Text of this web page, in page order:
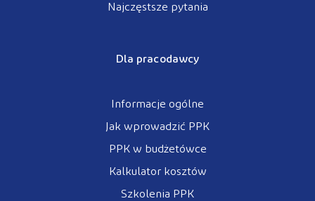
Najczęstsze pytania
Dla pracodawcy
Informacje ogólne
Jak wprowadzić PPK
PPK w budżetówce
Kalkulator kosztów
Szkolenia PPK